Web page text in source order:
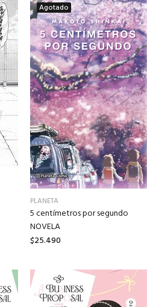
Agotado
PLANETA
5 centímetros por segundo
NOVELA
$25.490